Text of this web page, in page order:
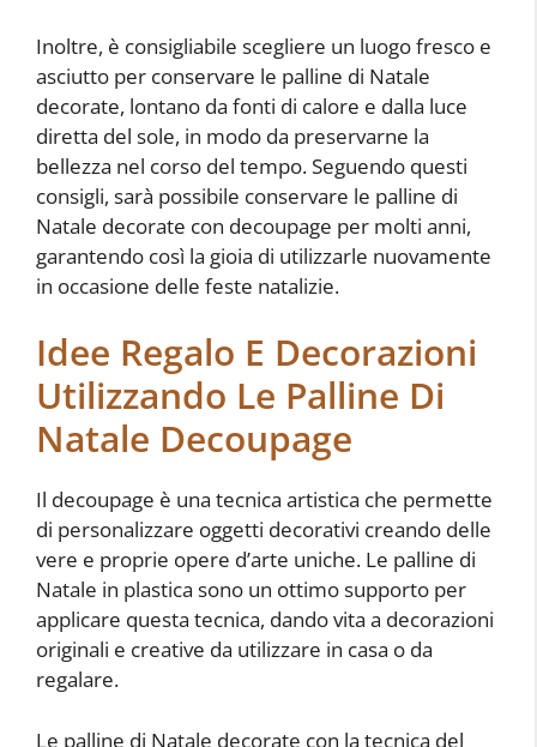
Inoltre, è consigliabile scegliere un luogo fresco e
asciutto per conservare le palline di Natale
decorate, lontano da fonti di calore e dalla luce
diretta del sole, in modo da preservarne la
bellezza nel corso del tempo. Seguendo questi
consigli, sarà possibile conservare le palline di
Natale decorate con decoupage per molti anni,
garantendo così la gioia di utilizzarle nuovamente
in occasione delle feste natalizie.
Idee Regalo E Decorazioni
Utilizzando Le Palline Di
Natale Decoupage
Il decoupage è una tecnica artistica che permette
di personalizzare oggetti decorativi creando delle
vere e proprie opere d’arte uniche. Le palline di
Natale in plastica sono un ottimo supporto per
applicare questa tecnica, dando vita a decorazioni
originali e creative da utilizzare in casa o da
regalare.
Le palline di Natale decorate con la tecnica del